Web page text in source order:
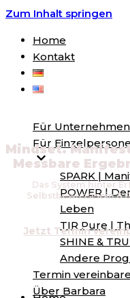
Zum Inhalt springen
Home
Kontakt
Für Unternehmen
Für
SPARK |
POWER |
Leben
TIR Pure |
SHINE &
Andere
Termin
Über Barbara
Mindset.
Messbare
Das System hinter
Selbstbewusstsein &
Jetzt Termin